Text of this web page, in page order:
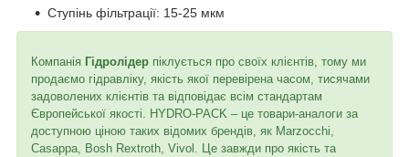
Ступінь фільтрації: 15-25 мкм
Компанія Гідролідер піклується про своїх клієнтів, тому ми
продаємо гідравліку, якість якої перевірена часом, тисячами
задоволених клієнтів та відповідає всім стандартам
Європейської якості. HYDRO-PACK – це товари-аналоги за
доступною ціною таких відомих брендів, як Marzocchi,
Casappa, Bosh Rextroth, Vivol. Це завжди про якість та